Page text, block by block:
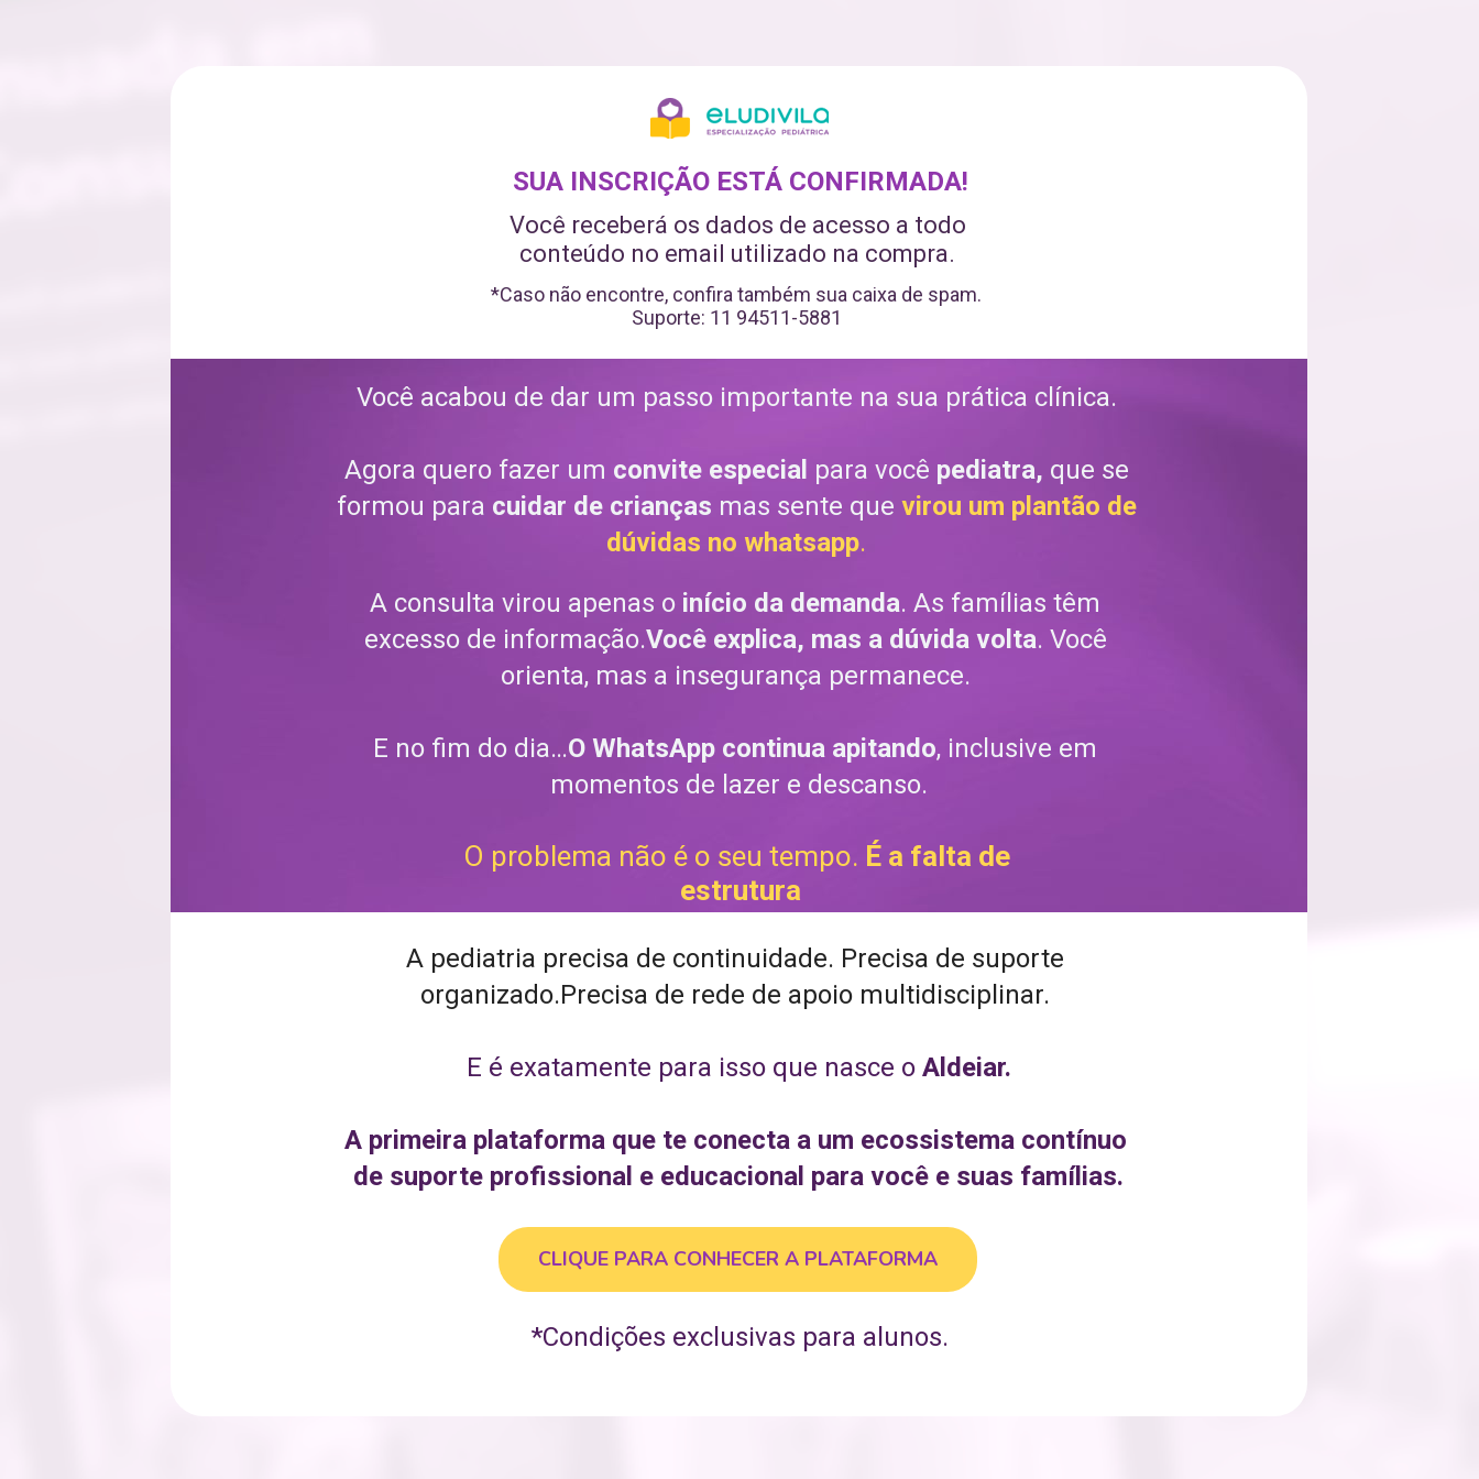
SUA INSCRIÇÃO ESTÁ CONFIRMADA!
Você receberá os dados de acesso a todo
conteúdo no email utilizado na compra.
*Caso não encontre, confira também sua caixa de spam.
Suporte: 11 94511-5881
Você acabou de dar um passo importante na sua prática clínica.
Agora quero fazer um convite especial para você pediatra, que se
formou para cuidar de crianças mas sente que virou um plantão de
dúvidas no whatsapp.
A consulta virou apenas o início da demanda. As famílias têm
excesso de informação.Você explica, mas a dúvida volta. Você
orienta, mas a insegurança permanece.
E no fim do dia…O WhatsApp continua apitando, inclusive em
momentos de lazer e descanso.
O problema não é o seu tempo. É a falta de
estrutura
A pediatria precisa de continuidade. Precisa de suporte
organizado.Precisa de rede de apoio multidisciplinar.
E é exatamente para isso que nasce o Aldeiar.
A primeira plataforma que te conecta a um ecossistema contínuo
de suporte profissional e educacional para você e suas famílias.
CLIQUE PARA CONHECER A PLATAFORMA
*Condições exclusivas para alunos.